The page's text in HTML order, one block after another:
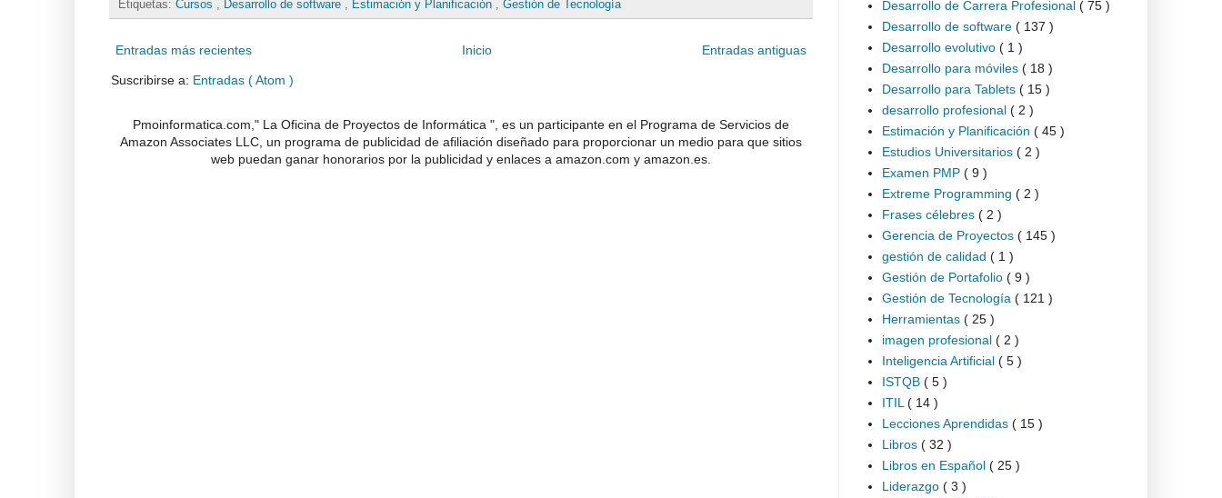
Etiquetas: Cursos , Desarrollo de software , Estimación y Planificación , Gestión de Tecnología
Entradas más recientes Entradas antiguas
Inicio
Suscribirse a: Entradas ( Atom )
Pmoinformatica.com," La Oficina de Proyectos de Informática ", es un participante en el Programa de Servicios de
Amazon Associates LLC, un programa de publicidad de afiliación diseñado para proporcionar un medio para que sitios
web puedan ganar honorarios por la publicidad y enlaces a amazon.com y amazon.es.
Desarrollo de Carrera Profesional ( 75 )
Desarrollo de software ( 137 )
Desarrollo evolutivo ( 1 )
Desarrollo para móviles ( 18 )
Desarrollo para Tablets ( 15 )
desarrollo profesional ( 2 )
Estimación y Planificación ( 45 )
Estudios Universitarios ( 2 )
Examen PMP ( 9 )
Extreme Programming ( 2 )
Frases célebres ( 2 )
Gerencia de Proyectos ( 145 )
gestión de calidad ( 1 )
Gestión de Portafolio ( 9 )
Gestión de Tecnología ( 121 )
Herramientas ( 25 )
imagen profesional ( 2 )
Inteligencia Artificial ( 5 )
ISTQB ( 5 )
ITIL ( 14 )
Lecciones Aprendidas ( 15 )
Libros ( 32 )
Libros en Español ( 25 )
Liderazgo ( 3 )